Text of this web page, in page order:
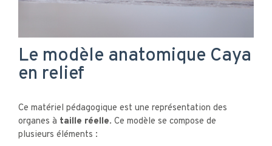
Le modèle anatomique Caya
en relief
Ce matériel pédagogique est une représentation des
organes à taille réelle. Ce modèle se compose de
plusieurs éléments :